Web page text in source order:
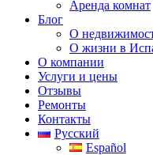
Аренда комнат
Блог
О
О жизни в
О компании
Услуги и цены
Отзывы
Ремонты
Контакты
Русский
Español